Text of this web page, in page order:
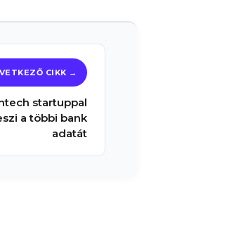
startuppal
a többi bank
adatát